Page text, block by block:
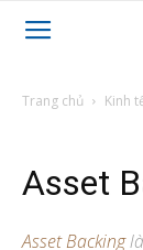
Trang chủ Kinh
Asset
Asset Backing